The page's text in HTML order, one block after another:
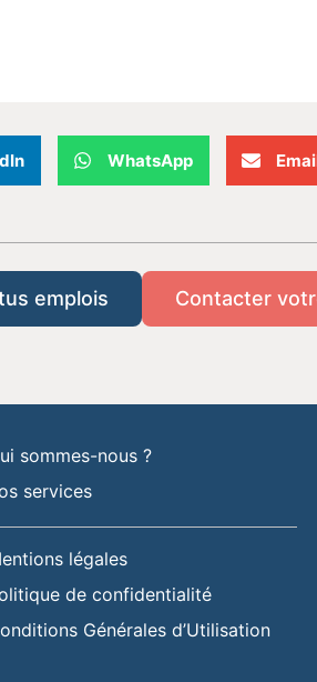
WhatsApp
emplois Contacter
sommes-nous ?
services
légales
de confidentialité
Générales d’Utilisation